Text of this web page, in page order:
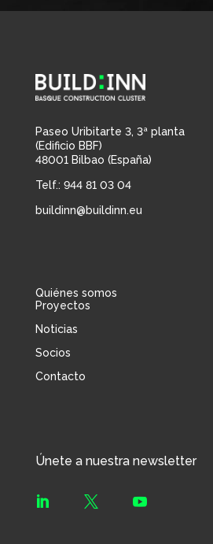
Paseo Uribitarte 3, 3ª planta
(Edificio BBF)
48001 Bilbao (España)
Telf.: 944 81 03 04
buildinn@buildinn.eu
Quiénes somos
Proyectos
Noticias
Socios
Contacto
Únete a nuestra newsletter
  